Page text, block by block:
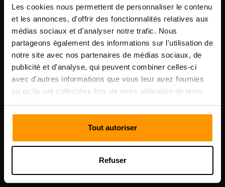
Les cookies nous permettent de personnaliser le contenu
et les annonces, d'offrir des fonctionnalités relatives aux
médias sociaux et d'analyser notre trafic. Nous
partageons également des informations sur l'utilisation de
notre site avec nos partenaires de médias sociaux, de
publicité et d'analyse, qui peuvent combiner celles-ci
avec d'autres informations que vous leur avez fournies
ou qu'ils ont collectées lors de votre utilisation de leurs
Tout autoriser
Refuser
Scalable Hosting Solutions OÜ
Code d'enregistrement: 14652605
numéro de TVA: EE102133820
Adresse: Harju maakond, Tallinn, Kesklinna linnaosa,
Vesivärava tn 50-201, 10152
Conditions d'utilisation